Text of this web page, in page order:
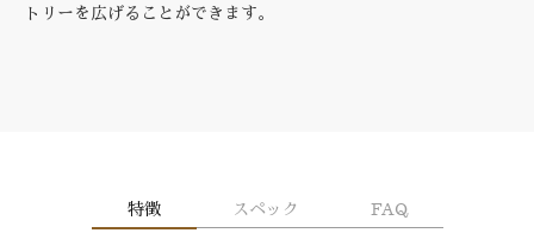
トリーを広げることができます。
特徴 スペック FAQ